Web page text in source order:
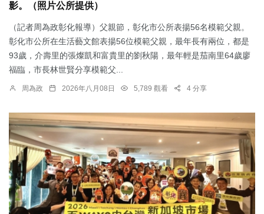
影。（照片公所提供）
（記者周為政彰化報導）父親節，彰化市公所表揚56名模範父親。
彰化市公所在生活藝文館表揚56位模範父親，最年長有兩位，都是
93歲，介壽里的張燦凱和富貴里的劉秋陽，最年輕是茄南里64歲廖
福臨，市長林世賢分享模範父...
周為政 2026年八月08日 5,789 觀看 4 分享